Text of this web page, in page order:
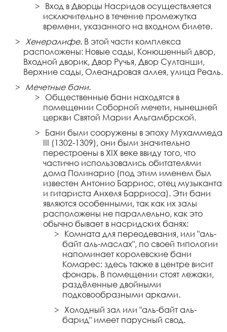
Вход в Дворцы Насридов осуществляется
исключительно в течение промежутка
времени, указанного на входном билете.
Хенералифе. В этой части комплекса
расположены: Новые сады, Конюшенный двор,
Входной дворик, Двор Ручья, Двор Султанши,
Верхние сады, Олеандровая аллея, улица Реаль.
Мечетные бани.
Общественные бани находятся в
помещении Соборной мечети, нынешней
церкви Святой Марии Альгамбрской.
Бани были сооружены в эпоху Мухаммеда
III (1302-1309), они были значительно
перестроены в XIX веке ввиду того, что
частично использовались обитателями
дома Полинарио (под этим именем был
известен Антонио Барриос, отец музыканта
и гитариста Анхеля Барриоса). Эти бани
являются особенными, так как их залы
расположены не параллельно, как это
обычно бывает в насридских банях:
Комната для переодевания, или "аль-
байт аль-маслах", по своей типологии
напоминает королевские бани
Комарес: здесь также в центре висит
фонарь. В помещении стоят лежаки,
раздёленные двойными
подковообразными арками.
Холодный зал или "аль-байт аль-
барид" имеет парусный свод.